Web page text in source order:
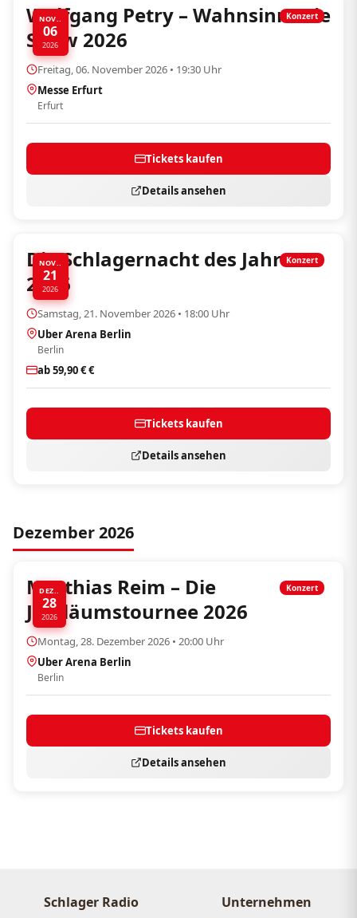
NOV..
06
2026
Konzert
Wolfgang Petry – Wahnsinn! Die
Show 2026
Freitag, 06. November 2026 • 19:30 Uhr
Messe Erfurt
Erfurt
Tickets kaufen
Details ansehen
NOV..
21
2026
Konzert
Die Schlagernacht des Jahres
2026
Samstag, 21. November 2026 • 18:00 Uhr
Uber Arena Berlin
Berlin
ab 59,90 € €
Tickets kaufen
Details ansehen
Dezember 2026
DEZ..
28
2026
Konzert
Matthias Reim – Die
Jubiläumstournee 2026
Montag, 28. Dezember 2026 • 20:00 Uhr
Uber Arena Berlin
Berlin
Tickets kaufen
Details ansehen
Schlager Radio Unternehmen